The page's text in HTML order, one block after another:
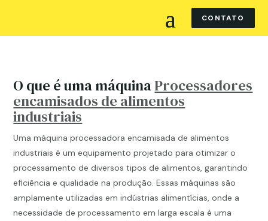
CONTATO
O que é uma máquinaProcessadores
encamisados de alimentos
industriais
Uma máquina processadora encamisada de alimentos
industriais é um equipamento projetado para otimizar o
processamento de diversos tipos de alimentos, garantindo
eficiência e qualidade na produção. Essas máquinas são
amplamente utilizadas em indústrias alimentícias, onde a
necessidade de processamento em larga escala é uma